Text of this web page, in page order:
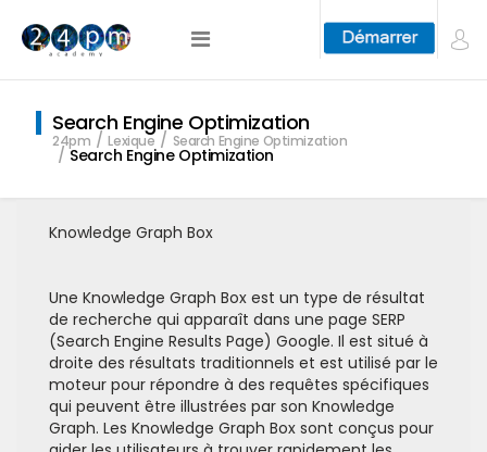
Search Engine Optimization
24pm Lexique Search Engine Optimization
Search Engine Optimization
Knowledge Graph Box
Une Knowledge Graph Box est un type de résultat
de recherche qui apparaît dans une page SERP
(Search Engine Results Page) Google. Il est situé à
droite des résultats traditionnels et est utilisé par le
moteur pour répondre à des requêtes spécifiques
qui peuvent être illustrées par son Knowledge
Graph. Les Knowledge Graph Box sont conçus pour